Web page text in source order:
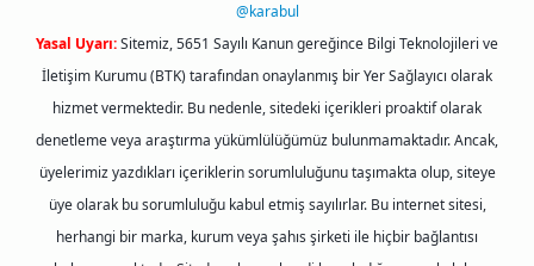
@karabul
Yasal Uyarı:Sitemiz, 5651 Sayılı Kanun gereğince Bilgi Teknolojileri ve
İletişim Kurumu (BTK) tarafından onaylanmış bir Yer Sağlayıcı olarak
hizmet vermektedir. Bu nedenle, sitedeki içerikleri proaktif olarak
denetleme veya araştırma yükümlülüğümüz bulunmamaktadır. Ancak,
üyelerimiz yazdıkları içeriklerin sorumluluğunu taşımakta olup, siteye
üye olarak bu sorumluluğu kabul etmiş sayılırlar. Bu internet sitesi,
herhangi bir marka, kurum veya şahıs şirketi ile hiçbir bağlantısı